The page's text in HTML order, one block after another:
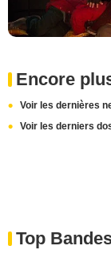
Encore
Voir les dernières
Voir les derniers
Top